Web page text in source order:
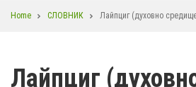
Breadcrumb
Home СЛОВНИК Лайпциг (духовно
Лайпциг